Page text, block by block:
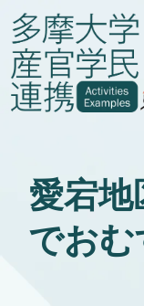
愛宕地
でおむ